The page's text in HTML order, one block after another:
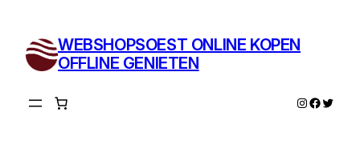
inhoud
WEBSHOPSOEST ONLINE KOPEN
OFFLINE GENIETEN
Instagram
Twitter